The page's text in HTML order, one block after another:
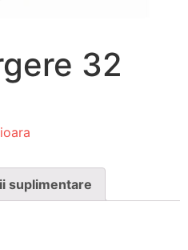
32
suplimentare